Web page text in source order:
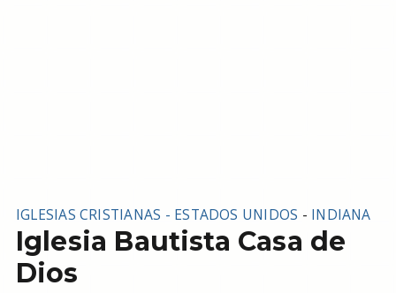
IGLESIAS CRISTIANAS - ESTADOS UNIDOS - INDIANA
Iglesia Bautista Casa de
Dios